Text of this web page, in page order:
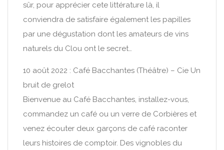
sûr, pour apprécier cete littérature là, il
conviendra de satisfaire également les papilles
par une dégustation dont les amateurs de vins
naturels du Clou ont le secret…
10 août 2022 : Café Bacchantes (Théâtre) – Cie Un
bruit de grelot
Bienvenue au Café Bacchantes, installez-vous,
commandez un café ou un verre de Corbières et
venez écouter deux garçons de café raconter
leurs histoires de comptoir. Des vignobles du